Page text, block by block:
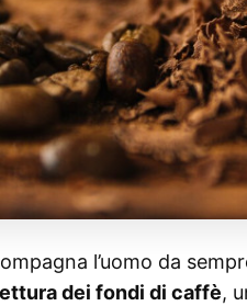
l’uomo da
dei fondi di caffè,